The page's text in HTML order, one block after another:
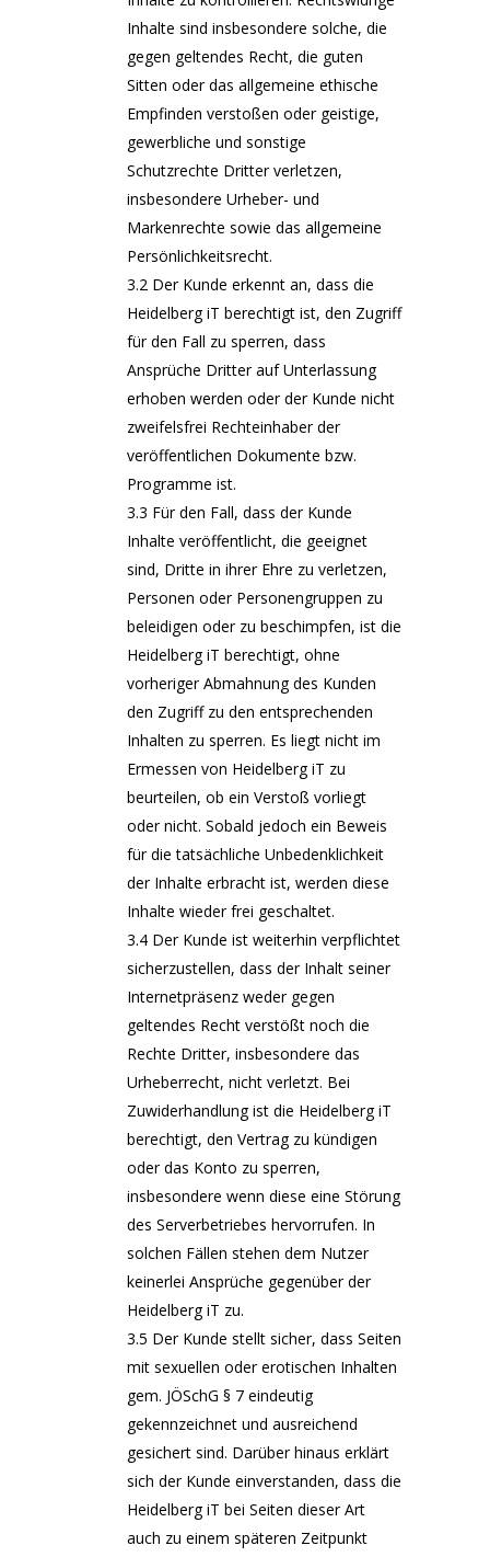
Inhalte sind insbesondere solche, die
gegen geltendes Recht, die guten
Sitten oder das allgemeine ethische
Empfinden verstoßen oder geistige,
gewerbliche und sonstige
Schutzrechte Dritter verletzen,
insbesondere Urheber- und
Markenrechte sowie das allgemeine
Persönlichkeitsrecht.
3.2 Der Kunde erkennt an, dass die
Heidelberg iT berechtigt ist, den Zugriff
für den Fall zu sperren, dass
Ansprüche Dritter auf Unterlassung
erhoben werden oder der Kunde nicht
zweifelsfrei Rechteinhaber der
veröffentlichen Dokumente bzw.
Programme ist.
3.3 Für den Fall, dass der Kunde
Inhalte veröffentlicht, die geeignet
sind, Dritte in ihrer Ehre zu verletzen,
Personen oder Personengruppen zu
beleidigen oder zu beschimpfen, ist die
Heidelberg iT berechtigt, ohne
vorheriger Abmahnung des Kunden
den Zugriff zu den entsprechenden
Inhalten zu sperren. Es liegt nicht im
Ermessen von Heidelberg iT zu
beurteilen, ob ein Verstoß vorliegt
oder nicht. Sobald jedoch ein Beweis
für die tatsächliche Unbedenklichkeit
der Inhalte erbracht ist, werden diese
Inhalte wieder frei geschaltet.
3.4 Der Kunde ist weiterhin verpflichtet
sicherzustellen, dass der Inhalt seiner
Internetpräsenz weder gegen
geltendes Recht verstößt noch die
Rechte Dritter, insbesondere das
Urheberrecht, nicht verletzt. Bei
Zuwiderhandlung ist die Heidelberg iT
berechtigt, den Vertrag zu kündigen
oder das Konto zu sperren,
insbesondere wenn diese eine Störung
des Serverbetriebes hervorrufen. In
solchen Fällen stehen dem Nutzer
keinerlei Ansprüche gegenüber der
Heidelberg iT zu.
3.5 Der Kunde stellt sicher, dass Seiten
mit sexuellen oder erotischen Inhalten
gem. JÖSchG § 7 eindeutig
gekennzeichnet und ausreichend
gesichert sind. Darüber hinaus erklärt
sich der Kunde einverstanden, dass die
Heidelberg iT bei Seiten dieser Art
auch zu einem späteren Zeitpunkt